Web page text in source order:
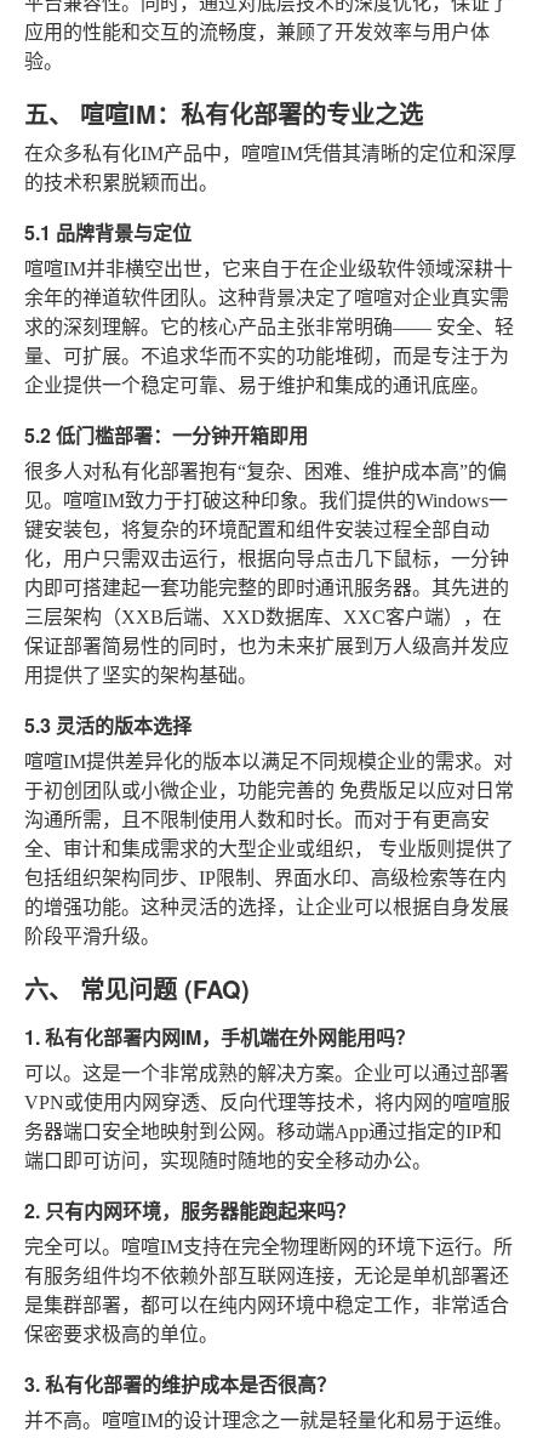
应用的性能和交互的流畅度，兼顾了开发效率与用户体
验。
五、 喧喧IM：私有化部署的专业之选
在众多私有化IM产品中，喧喧IM凭借其清晰的定位和深厚
的技术积累脱颖而出。
5.1 品牌背景与定位
喧喧IM并非横空出世，它来自于在企业级软件领域深耕十
余年的禅道软件团队。这种背景决定了喧喧对企业真实需
求的深刻理解。它的核心产品主张非常明确—— 安全、轻
量、可扩展。不追求华而不实的功能堆砌，而是专注于为
企业提供一个稳定可靠、易于维护和集成的通讯底座。
5.2 低门槛部署：一分钟开箱即用
很多人对私有化部署抱有“复杂、困难、维护成本高”的偏
见。喧喧IM致力于打破这种印象。我们提供的Windows一
键安装包，将复杂的环境配置和组件安装过程全部自动
化，用户只需双击运行，根据向导点击几下鼠标，一分钟
内即可搭建起一套功能完整的即时通讯服务器。其先进的
三层架构（XXB后端、XXD数据库、XXC客户端），在
保证部署简易性的同时，也为未来扩展到万人级高并发应
用提供了坚实的架构基础。
5.3 灵活的版本选择
喧喧IM提供差异化的版本以满足不同规模企业的需求。对
于初创团队或小微企业，功能完善的 免费版足以应对日常
沟通所需，且不限制使用人数和时长。而对于有更高安
全、审计和集成需求的大型企业或组织， 专业版则提供了
包括组织架构同步、IP限制、界面水印、高级检索等在内
的增强功能。这种灵活的选择，让企业可以根据自身发展
阶段平滑升级。
六、 常见问题 (FAQ)
1. 私有化部署内网IM，手机端在外网能用吗？
可以。这是一个非常成熟的解决方案。企业可以通过部署
VPN或使用内网穿透、反向代理等技术，将内网的喧喧服
务器端口安全地映射到公网。移动端App通过指定的IP和
端口即可访问，实现随时随地的安全移动办公。
2. 只有内网环境，服务器能跑起来吗？
完全可以。喧喧IM支持在完全物理断网的环境下运行。所
有服务组件均不依赖外部互联网连接，无论是单机部署还
是集群部署，都可以在纯内网环境中稳定工作，非常适合
保密要求极高的单位。
3. 私有化部署的维护成本是否很高？
并不高。喧喧IM的设计理念之一就是轻量化和易于运维。